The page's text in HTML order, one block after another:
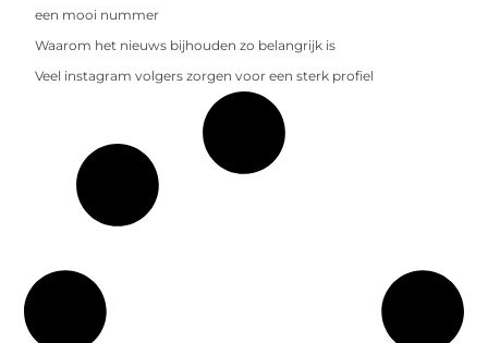
een mooi nummer
Waarom het nieuws bijhouden zo belangrijk is
Veel instagram volgers zorgen voor een sterk profiel